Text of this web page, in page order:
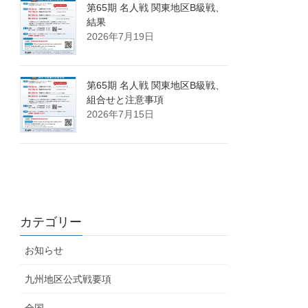
第65期 名人戦 関東地区B級戦、
結果
2026年7月19日
第65期 名人戦 関東地区B級戦、
組合せと注意事項
2026年7月15日
カテゴリー
お知らせ
九州地区公式戦要項